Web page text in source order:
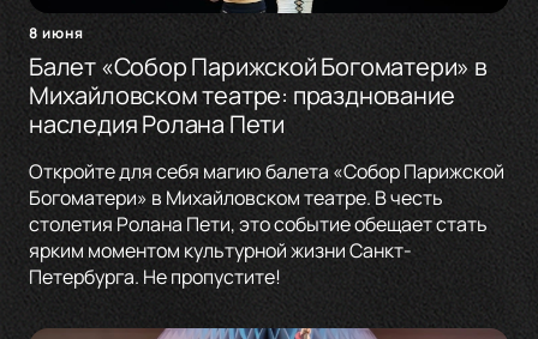
8 июня
Балет «Собор Парижской Богоматери» в
Михайловском театре: празднование
наследия Ролана Пети
Откройте для себя магию балета «Собор Парижской
Богоматери» в Михайловском театре. В честь
столетия Ролана Пети, это событие обещает стать
ярким моментом культурной жизни Санкт-
Петербурга. Не пропустите!